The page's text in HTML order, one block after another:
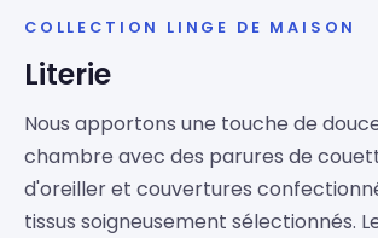
COLLECTION LINGE DE MAISON
Literie
Nous apportons une touche de
chambre avec des parures de
d'oreiller et couvertures
tissus soigneusement sélectionnés.